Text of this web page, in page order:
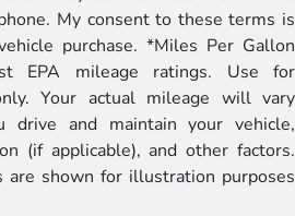
My consent to these terms is
purchase. *Miles Per Gallon
EPA mileage ratings. Use for
Your actual mileage will vary
drive and maintain your vehicle,
(if applicable), and other factors.
are shown for illustration purposes